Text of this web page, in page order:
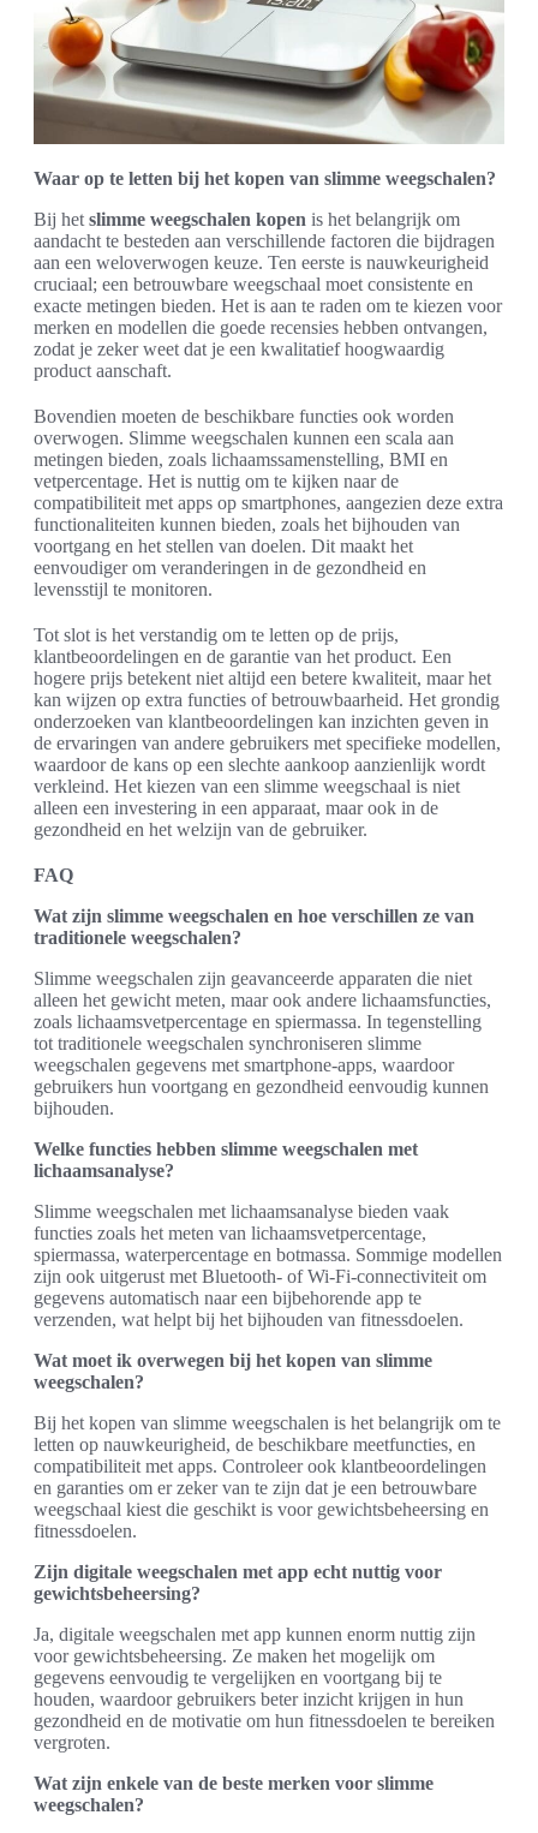
Waar op te letten bij het kopen van slimme weegschalen?
Bij het slimme weegschalen kopen is het belangrijk om
aandacht te besteden aan verschillende factoren die bijdragen
aan een weloverwogen keuze. Ten eerste is nauwkeurigheid
cruciaal; een betrouwbare weegschaal moet consistente en
exacte metingen bieden. Het is aan te raden om te kiezen voor
merken en modellen die goede recensies hebben ontvangen,
zodat je zeker weet dat je een kwalitatief hoogwaardig
product aanschaft.
Bovendien moeten de beschikbare functies ook worden
overwogen. Slimme weegschalen kunnen een scala aan
metingen bieden, zoals lichaamssamenstelling, BMI en
vetpercentage. Het is nuttig om te kijken naar de
compatibiliteit met apps op smartphones, aangezien deze extra
functionaliteiten kunnen bieden, zoals het bijhouden van
voortgang en het stellen van doelen. Dit maakt het
eenvoudiger om veranderingen in de gezondheid en
levensstijl te monitoren.
Tot slot is het verstandig om te letten op de prijs,
klantbeoordelingen en de garantie van het product. Een
hogere prijs betekent niet altijd een betere kwaliteit, maar het
kan wijzen op extra functies of betrouwbaarheid. Het grondig
onderzoeken van klantbeoordelingen kan inzichten geven in
de ervaringen van andere gebruikers met specifieke modellen,
waardoor de kans op een slechte aankoop aanzienlijk wordt
verkleind. Het kiezen van een slimme weegschaal is niet
alleen een investering in een apparaat, maar ook in de
gezondheid en het welzijn van de gebruiker.
FAQ
Wat zijn slimme weegschalen en hoe verschillen ze van
traditionele weegschalen?
Slimme weegschalen zijn geavanceerde apparaten die niet
alleen het gewicht meten, maar ook andere lichaamsfuncties,
zoals lichaamsvetpercentage en spiermassa. In tegenstelling
tot traditionele weegschalen synchroniseren slimme
weegschalen gegevens met smartphone-apps, waardoor
gebruikers hun voortgang en gezondheid eenvoudig kunnen
bijhouden.
Welke functies hebben slimme weegschalen met
lichaamsanalyse?
Slimme weegschalen met lichaamsanalyse bieden vaak
functies zoals het meten van lichaamsvetpercentage,
spiermassa, waterpercentage en botmassa. Sommige modellen
zijn ook uitgerust met Bluetooth- of Wi-Fi-connectiviteit om
gegevens automatisch naar een bijbehorende app te
verzenden, wat helpt bij het bijhouden van fitnessdoelen.
Wat moet ik overwegen bij het kopen van slimme
weegschalen?
Bij het kopen van slimme weegschalen is het belangrijk om te
letten op nauwkeurigheid, de beschikbare meetfuncties, en
compatibiliteit met apps. Controleer ook klantbeoordelingen
en garanties om er zeker van te zijn dat je een betrouwbare
weegschaal kiest die geschikt is voor gewichtsbeheersing en
fitnessdoelen.
Zijn digitale weegschalen met app echt nuttig voor
gewichtsbeheersing?
Ja, digitale weegschalen met app kunnen enorm nuttig zijn
voor gewichtsbeheersing. Ze maken het mogelijk om
gegevens eenvoudig te vergelijken en voortgang bij te
houden, waardoor gebruikers beter inzicht krijgen in hun
gezondheid en de motivatie om hun fitnessdoelen te bereiken
vergroten.
Wat zijn enkele van de beste merken voor slimme
weegschalen?